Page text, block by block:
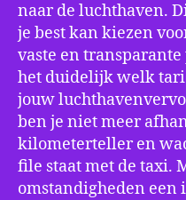
naar de luchthaven.
je best kan kiezen
vaste en
het duidelijk welk
jouw
ben je niet meer
kilometerteller en
file staat met de taxi.
omstandigheden een